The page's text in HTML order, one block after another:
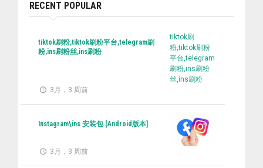
RECENT POPULAR
tiktok刷
粉,tiktok刷粉
平台,telegram
刷粉,ins刷粉
丝,ins刷粉
tiktok刷粉,tiktok刷粉平台,telegram刷
粉,ins刷粉丝,ins刷粉
3月，3 周前
Instagram\ins 安装包 [Android版本]
3月，3 周前